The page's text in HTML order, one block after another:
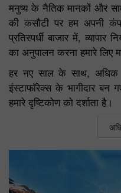
मनुष्य के नैतिक मानकों और
की कसौटी पर हम अपनी
प्रतिस्पर्धी बाजार में, व्यापार
का अनुपालन करना हमारे लिए
हर नए साल के साथ, अधिक
इंस्टाफॉरेक्स के भागीदार बन
हमारे दृष्टिकोण को दर्शाता है।